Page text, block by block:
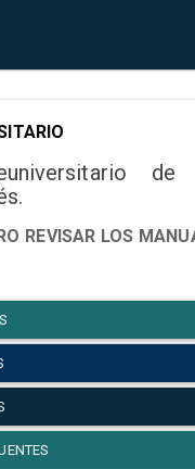
de
REVISAR LOS